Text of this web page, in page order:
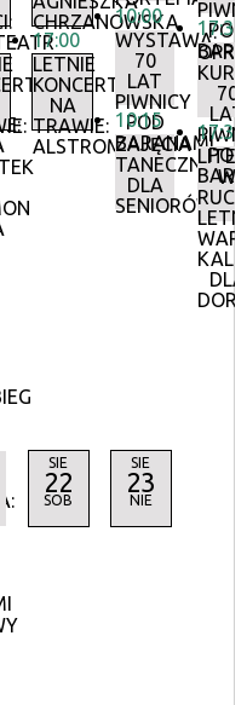
CHRZANOWSKA
17:00
LETNIE
KONCERTY
NA
TRAWIE:
ALSTROMERIE
10:00
WYSTAWA:
70
LAT
PIWNICY
POD
BARANAMI
10:15
ZAJĘCIA
TANECZNE
DLA
SENIORÓW
POD
17:30
70
LAT
POD
17:30
W
DLA
SIE
22
SOB
SIE
23
NIE